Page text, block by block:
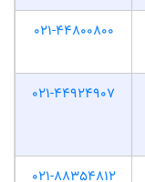
021-44800800
021-44924907
021-88354812